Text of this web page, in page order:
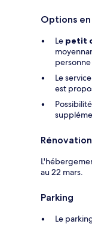
Options
Le petit
personne
Le
est
au 22 mars.
Parking
Le